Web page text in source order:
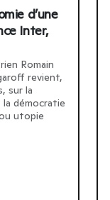
d’une
Inter,
Romain
revient,
sur la
démocratie
utopie